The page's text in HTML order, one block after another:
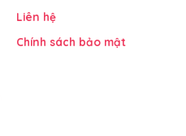
Liên hệ
Chính sách bảo mật